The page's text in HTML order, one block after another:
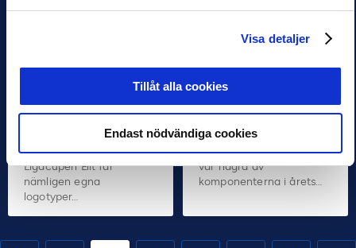
Visa detaljer
Tillåt alla cookies
Endast nödvändiga cookies
NYHETER TALANG
en egen sköld
Ligacupen får nytt
visuellt. P16-, P17- och
P19-klassen samt
Ligacupen Elit får
nämligen egna
logotyper…
NYHETER TALANG
Bra diskussioner
under årets
9 SEP 2024 09:23
Föreläsningar,
diskussioner mellan de
43 klubbarnas deltagare
var några av
komponenterna i årets…